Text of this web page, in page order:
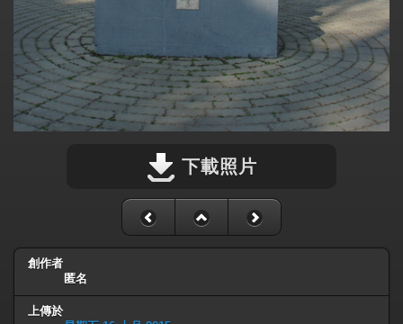
下載照片
創作者
匿名
上傳於